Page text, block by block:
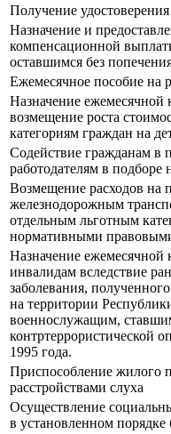
Получение
Назначение и
компенсационной
оставшимся без
Ежемесячное пособие
Назначение
возмещение роста
категориям граждан на
Содействие гражданам в
работодателям в подборе
Возмещение расходов на
железнодорожным
отдельным льготным
нормативными
Назначение
инвалидам вследствие
заболевания,
на территории
военнослужащим,
контртеррористической
1995 года.
Приспособление жилого
расстройствами слуха
Осуществление
в установленном порядке